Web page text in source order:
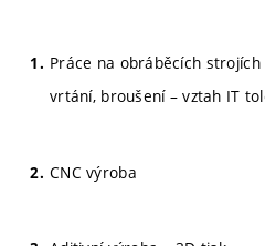
Práce na obráběcích
vrtání, broušení – vztah IT
CNC výroba